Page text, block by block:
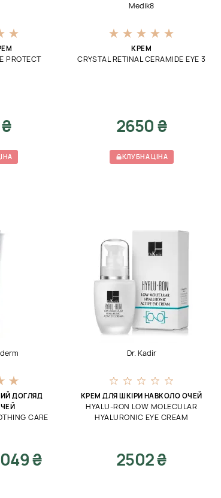
PROTECT
Medik8
КРЕМ
CRYSTAL RETINAL CERAMIDE EYE 3
2650 ₴
КЛУБНА ЦІНА
ДОГЛЯД
CARE
₴
Dr. Kadir
КРЕМ ДЛЯ ШКІРИ НАВКОЛО ОЧЕЙ
HYALU-RON LOW MOLECULAR
HYALURONIC EYE CREAM
2502 ₴